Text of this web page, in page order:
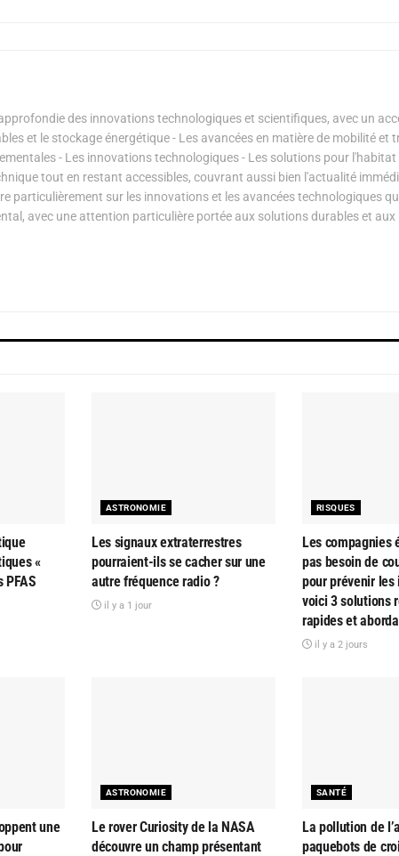
des innovations technologiques et scientifiques, avec un
et le stockage énergétique - Les avancées en matière de mobilité et
- Les innovations technologiques - Les solutions pour
tout en restant accessibles, couvrant aussi bien l'actualité
particulièrement sur les innovations et les avancées technologiques
avec une attention particulière portée aux solutions durables et aux
«
PFAS
ASTRONOMIE
Les signaux extraterrestres
pourraient-ils se cacher sur une
autre fréquence radio ?
il y a 1 jour
RISQUES
Les compagnies
pas besoin de
pour prévenir les
voici 3 solutions
rapides et
il y a 2 jours
une
ASTRONOMIE
Le rover Curiosity de la NASA
découvre un champ présentant
SANTÉ
La pollution de
paquebots de